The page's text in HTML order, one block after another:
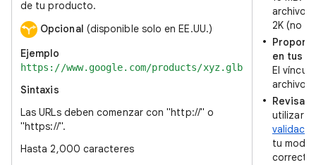
de tu producto.
Opcional (disponible solo en EE.UU.)
Ejemplo
https://www.google.com/products/xyz.glb
Sintaxis
Las URLs deben comenzar con "http://" o
"https://".
Hasta 2,000 caracteres
archivo
2K (no
en tus
El
archivo
Revisa
utilizar
tu